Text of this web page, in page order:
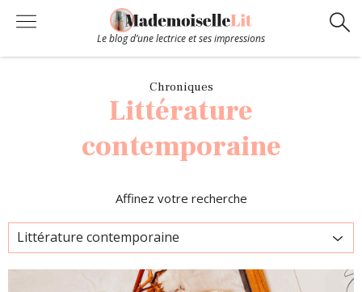
Le blog d’une lectrice et ses impressions
Chroniques
Coups de coeur
Bibliothèque
Contact
Chroniques
Littérature
contemporaine
Affinez votre recherche